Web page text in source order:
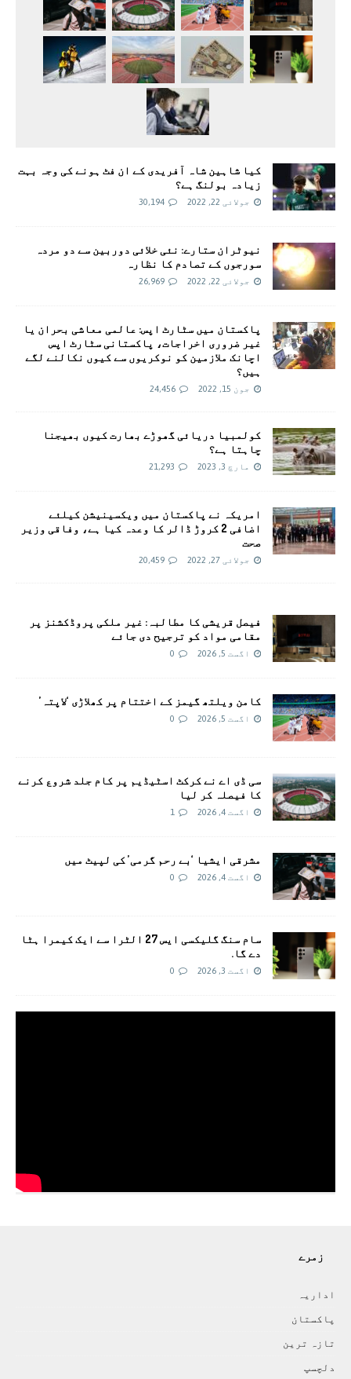
کیا شاہین شاہ آفریدی کے ان فٹ ہونے کی وجہ بہت
زیادہ بولنگ ہے؟
جولائی 22, 2022 30,194
نیوٹران ستارے: نئی خلائی دوربین سے دو مردہ
سورجوں کے تصادم کا نظارہ
جولائی 22, 2022 26,969
پاکستان میں سٹارٹ اپس: عالمی معاشی بحران یا
غیر ضروری اخراجات، پاکستانی سٹارٹ اپس
اچانک ملازمین کو نوکریوں سے کیوں نکالنے لگے
ہیں؟
جون 15, 2022 24,456
کولمبیا دریائی گھوڑے بھارت کیوں بھیجنا
چاہتا ہے؟
مارچ 3, 2023 21,293
امريکہ نے پاکستان میں ویکسینیشن کیلئے
اضافی 2 کروڑ ڈالر کا وعدہ کیا ہے، وفاقی وزیر
صحت
جولائی 27, 2022 20,459
فیصل قریشی کا مطالبہ: غیر ملکی پروڈکشنز پر
مقامی مواد کو ترجیح دی جائے
اگست 5, 2026 0
کامن ویلتھ گیمز کے اختتام پر کھلاڑی ‘لاپتہ’
اگست 5, 2026 0
سی ڈی اے نے کرکٹ اسٹیڈیم پر کام جلد شروع کرنے
کا فیصلہ کر لیا
اگست 4, 2026 1
مشرقی ایشیا ‘بے رحم گرمی’ کی لپیٹ میں
اگست 4, 2026 0
سام سنگ گلیکسی ایس 27 الٹرا سے ایک کیمرا ہٹا
دے گا.
اگست 3, 2026 0
زمرے
اداريہ
پاکستان
تازہ ترين
دلچسپ